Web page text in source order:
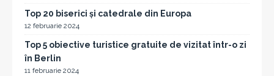
Top 20 biserici și catedrale din Europa
12 februarie 2024
Top 5 obiective turistice gratuite de vizitat într-o zi
în Berlin
11 februarie 2024